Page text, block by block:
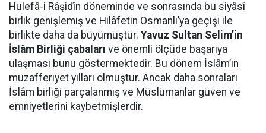
Hulefâ-i Râşidîn döneminde ve sonrasında bu siyâsî
birlik genişlemiş ve Hilâfetin Osmanlı’ya geçişi ile
birlikte daha da büyümüştür. Yavuz Sultan Selim’in
İslâm Birliği çabaları ve önemli ölçüde başarıya
ulaşması bunu göstermektedir. Bu dönem İslâm’ın
muzafferiyet yılları olmuştur. Ancak daha sonraları
İslâm birliği parçalanmış ve Müslümanlar güven ve
emniyetlerini kaybetmişlerdir.